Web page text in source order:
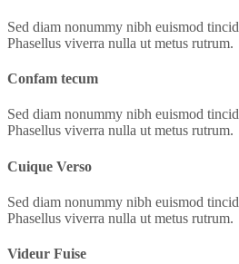
Sed diam nonummy nibh euismod
Phasellus viverra nulla ut metus rutrum.
Confam tecum
Sed diam nonummy nibh euismod
Phasellus viverra nulla ut metus rutrum.
Cuique Verso
Sed diam nonummy nibh euismod
Phasellus viverra nulla ut metus rutrum.
Videur Fuise